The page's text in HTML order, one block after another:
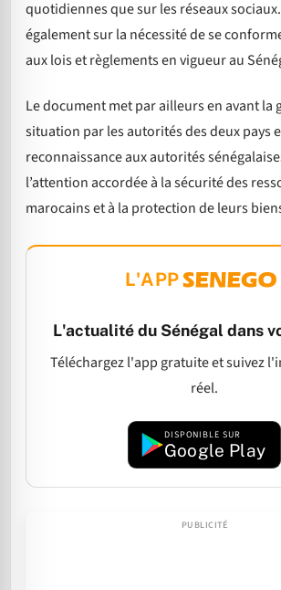
quotidiennes que sur les réseaux
également sur la nécessité de se
aux lois et règlements en vigueur au
Le document met par ailleurs en avant la
situation par les autorités des deux pays
reconnaissance aux autorités
l’attention accordée à la sécurité des
marocains et à la protection de leurs
L'APP
L'actualité du Sénégal dans
Téléchargez l'app gratuite et suivez
réel.
DISPONIBLE SUR
Google Play